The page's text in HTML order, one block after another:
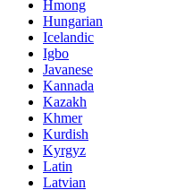
Hmong
Hungarian
Icelandic
Igbo
Javanese
Kannada
Kazakh
Khmer
Kurdish
Kyrgyz
Latin
Latvian